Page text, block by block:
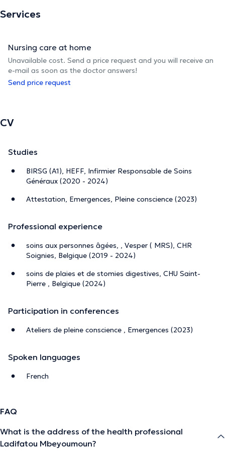
Services
Nursing care at home
Unavailable cost. Send a price request and you will receive an
e-mail as soon as the doctor answers!
Send price request
CV
Studies
BIRSG (A1), HEFF, Infirmier Responsable de Soins
Généraux (2020 - 2024)
Attestation, Emergences, Pleine conscience (2023)
Professional experience
soins aux personnes âgées, , Vesper ( MRS), CHR
Soignies, Belgique (2019 - 2024)
soins de plaies et de stomies digestives, CHU Saint-
Pierre , Belgique (2024)
Participation in conferences
Ateliers de pleine conscience , Emergences (2023)
Spoken languages
French
FAQ
What is the address of the health professional
Ladifatou Mbeyoumoun?